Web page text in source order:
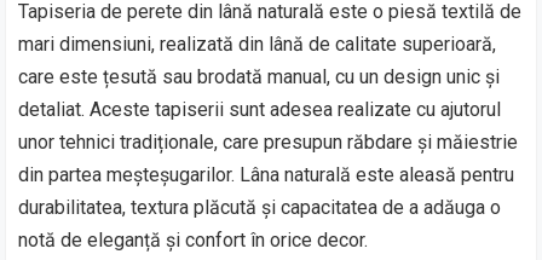
Tapiseria de perete din lână naturală este o piesă textilă de
mari dimensiuni, realizată din lână de calitate superioară,
care este țesută sau brodată manual, cu un design unic și
detaliat. Aceste tapiserii sunt adesea realizate cu ajutorul
unor tehnici tradiționale, care presupun răbdare și măiestrie
din partea meșteșugarilor. Lâna naturală este aleasă pentru
durabilitatea, textura plăcută și capacitatea de a adăuga o
notă de eleganță și confort în orice decor.